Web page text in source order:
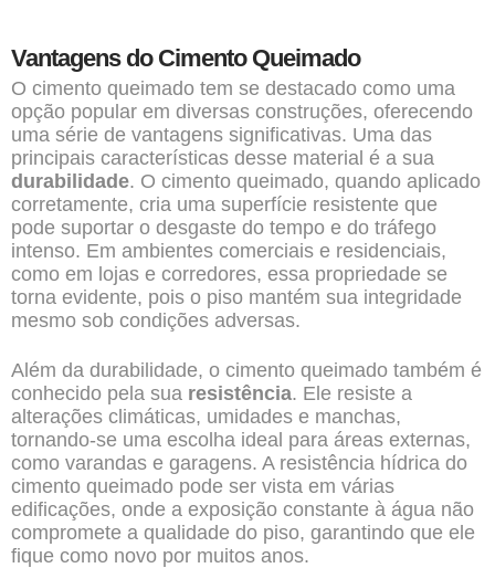
Vantagens do Cimento Queimado
O cimento queimado tem se destacado como uma
opção popular em diversas construções, oferecendo
uma série de vantagens significativas. Uma das
principais características desse material é a sua
durabilidade. O cimento queimado, quando aplicado
corretamente, cria uma superfície resistente que
pode suportar o desgaste do tempo e do tráfego
intenso. Em ambientes comerciais e residenciais,
como em lojas e corredores, essa propriedade se
torna evidente, pois o piso mantém sua integridade
mesmo sob condições adversas.
Além da durabilidade, o cimento queimado também é
conhecido pela sua resistência. Ele resiste a
alterações climáticas, umidades e manchas,
tornando-se uma escolha ideal para áreas externas,
como varandas e garagens. A resistência hídrica do
cimento queimado pode ser vista em várias
edificações, onde a exposição constante à água não
compromete a qualidade do piso, garantindo que ele
fique como novo por muitos anos.